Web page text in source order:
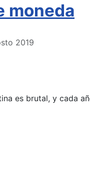
moneda
2019
es brutal, y cada